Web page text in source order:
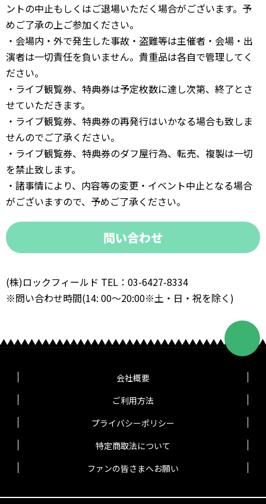
ントの中止もしくはご退場いただく場合がございます。予
めご了承の上ご参加ください。
・会場内・外で発生した事故・盗難等は主催者・会場・出
演者は一切責任を負いません。貴重品は各自で管理してく
ださい。
・ライブ観覧券、特典券は予定枚数に達し次第、終了とさ
せていただきます。
・ライブ観覧券、特典券の再発行はいかなる場合も致しま
せんのでご了承ください。
・ライブ観覧券、特典券のダフ屋行為、転売、複製は一切
を禁止致します。
・諸事情により、内容等の変更・イベント中止となる場合
がございますので、予めご了承ください。
問い合わせ
(株)ロックフィールド TEL：03-6427-8334
※問い合わせ時間(14: 00～20:00※土・日・祝を除く)
会社概要
ご利用方法
プライバシーポリシー
特定商取法について
ファンの皆さまへお願い